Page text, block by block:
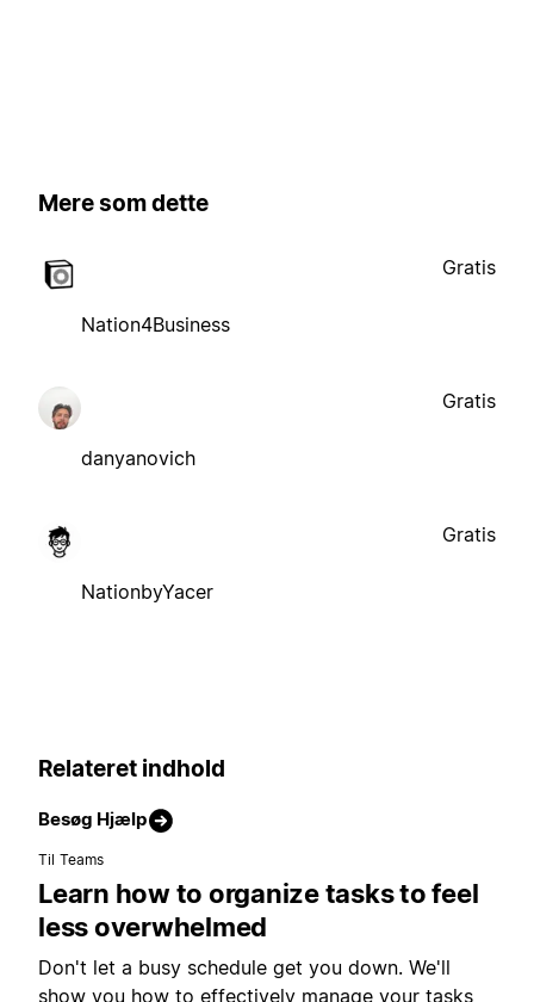
Mere som dette
Nation4Business
Gratis
danyanovich
Gratis
NationbyYacer
Gratis
Relateret indhold
Besøg Hjælp
Til Teams
Learn how to organize tasks to feel
less overwhelmed
Don't let a busy schedule get you down. We'll
show you how to effectively manage your tasks